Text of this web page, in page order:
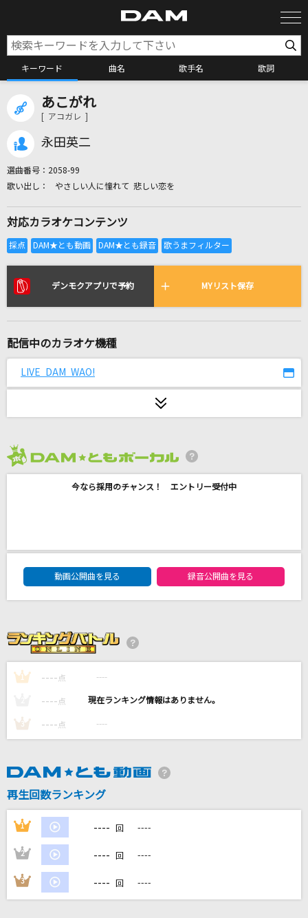
キーワード 曲名 歌手名 歌詞
全国りれき
リアルタイムで歌われている曲の一覧
夏祭り
ロマンティックあげるよ
抱きしめたい
バルーン
HER DIAMOND
NOISEMAKER
あなたに
ZARD
カラオケ最新情報をチェック！
あこがれ
[ アコガレ ]
永田英二
選曲番号： 2058-99
やさしい人に憧れて 悲しい恋を
対応カラオケコンテンツ
デンモクアプリで予約 MYリスト保存
配信中のカラオケ機種
LIVE DAM WAO!
今なら採用のチャンス！ エントリー受付中
DAM★ともボーカルエントリーランキング
動画公開曲を見る
録音公開曲を見る
1 ---- 点 ----
---- 点 ----
3 ---- 点 ----
再生回数ランキング
1 ---- 回 ----
2 ---- 回 ----
3 ---- 回 ----